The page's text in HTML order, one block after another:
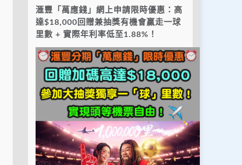
滙豐「萬應錢」網上申請限時優惠：高
達$18,000回贈兼抽獎有機會贏走一球
里數 + 實際年利率低至1.88%！